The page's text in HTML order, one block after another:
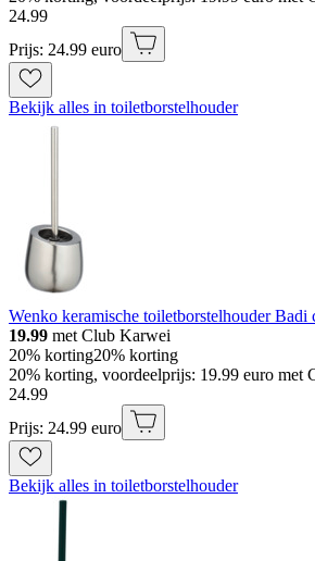
24.99
Prijs: 24.99 euro
Bekijk alles in toiletborstelhouder
Wenko keramische toiletborstelhouder Badi
19.99 met Club Karwei
20% korting20% korting
20% korting, voordeelprijs: 19.99 euro met
24.99
Prijs: 24.99 euro
Bekijk alles in toiletborstelhouder